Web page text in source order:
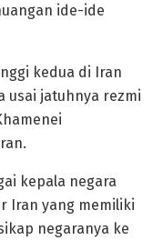
ide-ide
kedua di Iran
usai jatuhnya rezmi
kepala negara
Iran yang memiliki
negaranya ke